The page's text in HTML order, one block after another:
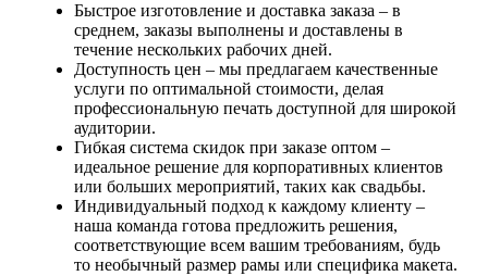
Быстрое изготовление и доставка заказа – в
среднем, заказы выполнены и доставлены в
течение нескольких рабочих дней.
Доступность цен – мы предлагаем качественные
услуги по оптимальной стоимости, делая
профессиональную печать доступной для широкой
аудитории.
Гибкая система скидок при заказе оптом –
идеальное решение для корпоративных клиентов
или больших мероприятий, таких как свадьбы.
Индивидуальный подход к каждому клиенту –
наша команда готова предложить решения,
соответствующие всем вашим требованиям, будь
то необычный размер рамы или специфика макета.